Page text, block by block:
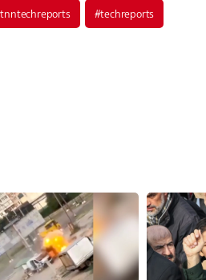
tnntechreports #techreports